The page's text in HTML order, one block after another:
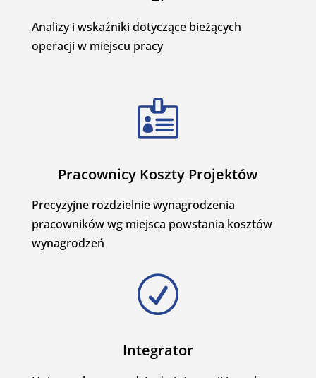
Analizy i wskaźniki dotyczące bieżących
operacji w miejscu pracy

Pracownicy Koszty Projektów
Precyzyjne rozdzielnie wynagrodzenia
pracowników wg miejsca powstania kosztów
wynagrodzeń
R
Integrator